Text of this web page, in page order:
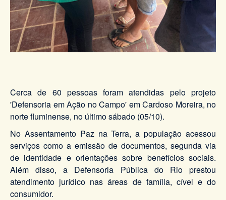
Cerca de 60 pessoas foram atendidas pelo projeto
'Defensoria em Ação no Campo' em Cardoso Moreira, no
norte fluminense, no último sábado (05/10).
No Assentamento Paz na Terra, a população acessou
serviços como a emissão de documentos, segunda via
de identidade e orientações sobre benefícios sociais.
Além disso, a Defensoria Pública do Rio prestou
atendimento jurídico nas áreas de família, cível e do
consumidor.